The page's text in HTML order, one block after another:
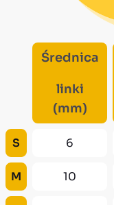
Średnica
linki
(mm)
S 6
M 10